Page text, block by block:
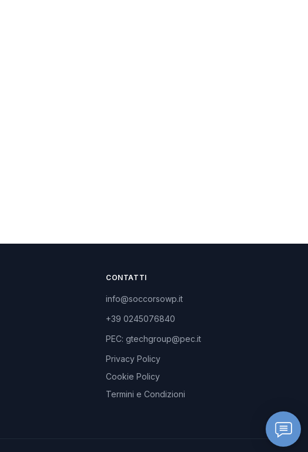
CONTATTI
info@soccorsowp.it
+39 0245076840
PEC: gtechgroup@pec.it
Privacy Policy
Cookie Policy
Termini e Condizioni